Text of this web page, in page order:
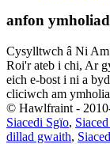
anfon ymholiad
Cysylltwch â Ni
Roi'r ateb i chi, Ar
eich e-bost i ni a
cliciwch am
© Hawlfraint -
Siacedi Sgïo,
dillad gwaith,